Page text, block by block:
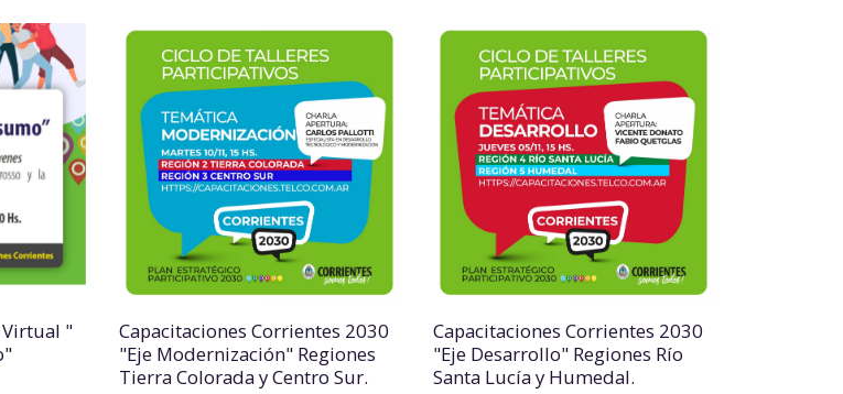
Virtual "
Capacitaciones Corrientes 2030
"Eje Modernización" Regiones
Tierra Colorada y Centro Sur.
Capacitaciones Corrientes 2030
"Eje Desarrollo" Regiones Río
Santa Lucía y Humedal.